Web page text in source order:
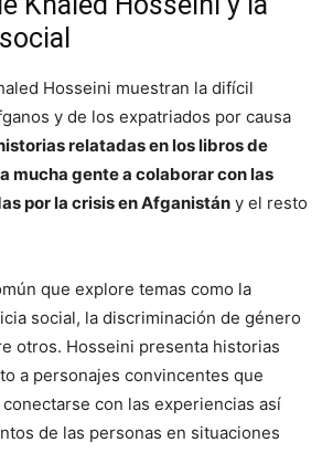
Hosseini muestran la difícil
y de los expatriados por causa
relatadas en los libros de
mucha gente a colaborar con las
por la crisis en Afganistán y el resto
que explore temas como la
social, la discriminación de género
otros. Hosseini presenta historias
a personajes convincentes que
con las experiencias así
de las personas en situaciones